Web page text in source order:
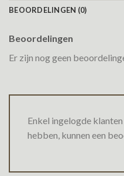
BEOORDELINGEN (0)
Beoordelingen
Er zijn nog geen
Enkel ingelogde
hebben, kunnen een